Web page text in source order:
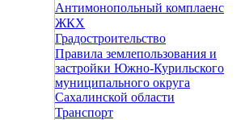
Антимонопольный комплаенс
ЖКХ
Градостроительство
Правила землепользования и
застройки Южно-Курильского
муниципального округа
Сахалинской области
Транспорт